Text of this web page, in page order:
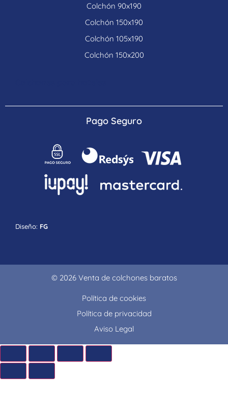
Colchón 90x190
Colchón 150x190
Colchón 105x190
Colchón 150x200
Pago Seguro
Diseño: FG
© 2026 Venta de colchones baratos
Política de cookies
Política de privacidad
Aviso Legal